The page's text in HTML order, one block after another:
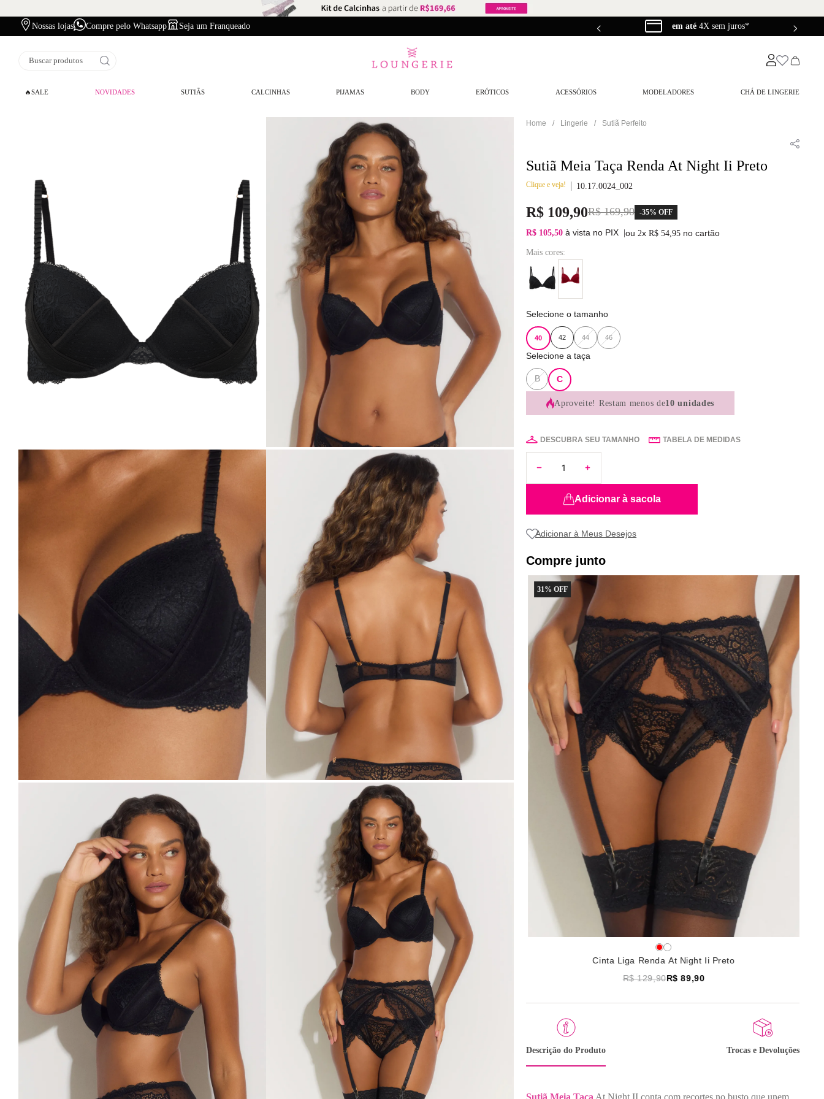
Nossas lojas Compre pelo Whatsapp Seja um Franqueado
Frete Grátis em até 4X sem juros*
Buscar produtos
🔥SALE NOVIDADES SUTIÃS CALCINHAS PIJAMAS BODY ERÓTICOS ACESSÓRIOS MODELADORES CHÁ DE LINGERIE
Lingerie Sutiã Perfeito
Sutiã Meia Taça Renda At Night Ii Preto
Clique e veja! 10.17.0024_002
R$ 109,90R$ 169,90 -35% OFF
R$ 105,50 à vista no PIX |ou 2xR$ 54 ,95 no cartão
Mais cores:
Selecione o tamanho
40 42 44 46
Selecione a taça
B C
Aproveite! Restam menos de10 unidades
DESCUBRA SEU TAMANHO TABELA DE MEDIDAS
Adicionar à sacola
Compre junto
31% OFF
Cinta Liga Renda At Night Ii Preto
R$ 129,90R$ 89,90
Descrição do Produto Trocas e Devoluções